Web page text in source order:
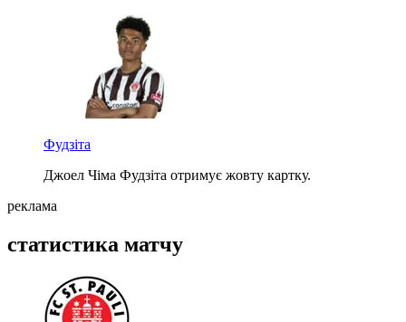
Фудзіта
Джоел Чіма Фудзіта отримує жовту картку.
реклама
статистика матчу